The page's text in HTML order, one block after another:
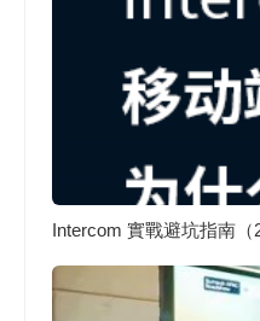
Intercom 實戰避坑指南